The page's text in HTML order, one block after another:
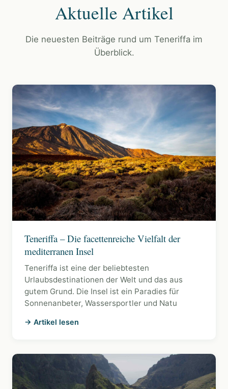
Aktuelle Artikel
Die neuesten Beiträge rund um Teneriffa im
Überblick.
Teneriffa – Die facettenreiche Vielfalt der
mediterranen Insel
Teneriffa ist eine der beliebtesten
Urlaubsdestinationen der Welt und das aus
gutem Grund. Die Insel ist ein Paradies für
Sonnenanbeter, Wassersportler und Natu
→ Artikel lesen